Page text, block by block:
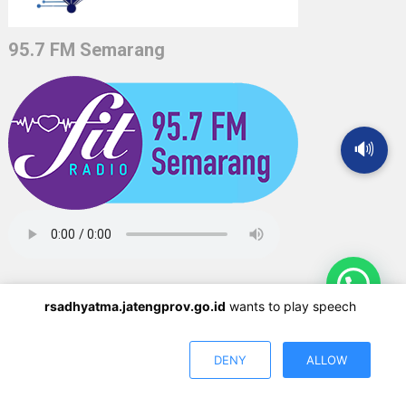
95.7 FM Semarang
🔊
rsadhyatma.jatengprov.go.id wants to play speech
DENY ALLOW